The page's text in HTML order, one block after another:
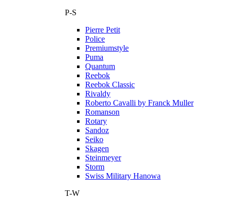
P-S
Pierre Petit
Police
Premiumstyle
Puma
Quantum
Reebok
Reebok Classic
Rivaldy
Roberto Cavalli by Franck Muller
Romanson
Rotary
Sandoz
Seiko
Skagen
Steinmeyer
Storm
Swiss Military Hanowa
T-W